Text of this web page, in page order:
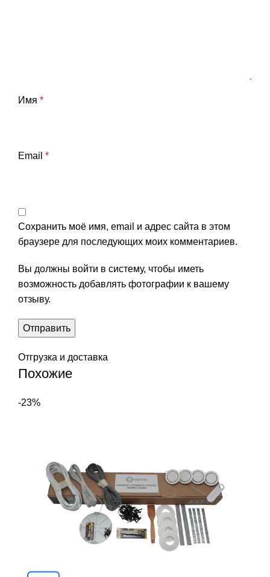
Имя *
Email *
Сохранить моё имя, email и адрес сайта в этом
браузере для последующих моих комментариев.
Вы должны войти в систему, чтобы иметь
возможность добавлять фотографии к вашему
отзыву.
Отгрузка и доставка
Похожие
-23%